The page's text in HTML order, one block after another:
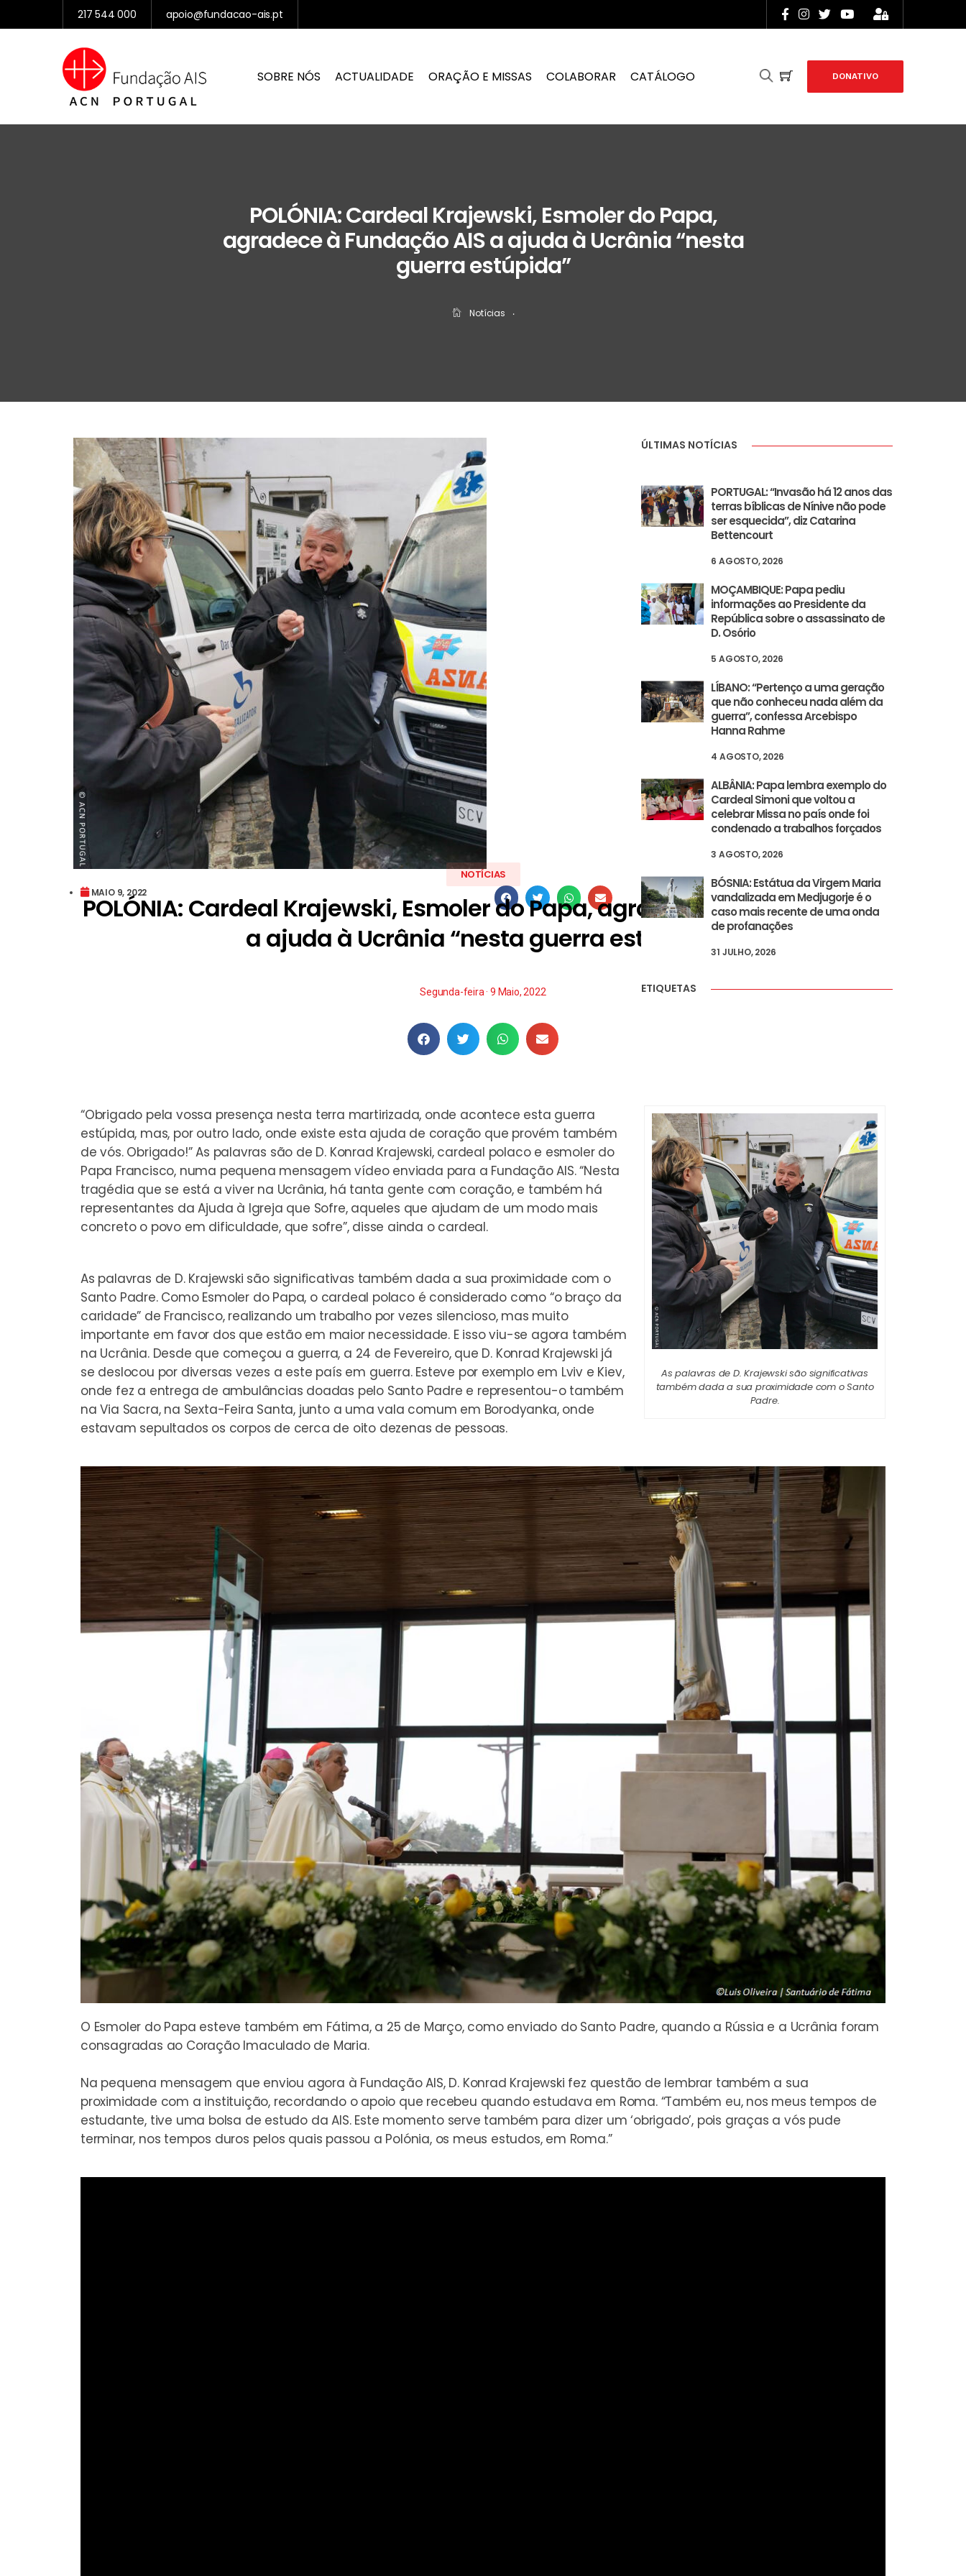
217 544 000 apoio@fundacao-ais.pt
SOBRE NÓS ACTUALIDADE ORAÇÃO E MISSAS COLABORAR CATÁLOGO DONATIVO
POLÓNIA: Cardeal Krajewski, Esmoler do Papa,
agradece à Fundação AIS a ajuda à Ucrânia “nesta
guerra estúpida”
Notícias ‧
MAIO 9, 2022
NOTÍCIAS
POLÓNIA: Cardeal Krajewski, Esmoler do Papa, agradece à Fundação AIS
a ajuda à Ucrânia “nesta guerra estúpida”
Segunda-feira · 9 Maio, 2022
“Obrigado pela vossa presença nesta terra martirizada, onde acontece esta guerra
estúpida, mas, por outro lado, onde existe esta ajuda de coração que provém também
de vós. Obrigado!” As palavras são de D. Konrad Krajewski, cardeal polaco e esmoler do
Papa Francisco, numa pequena mensagem vídeoenviada para a Fundação AIS. “Nesta
tragédia que se está a viver na Ucrânia, há tanta gente com coração, e também há
representantes da Ajuda à Igreja que Sofre, aqueles que ajudam de um modo mais
concreto o povo em dificuldade, que sofre”, disse ainda o cardeal.
As palavras de D. Krajewski são significativas também dada a sua proximidade com o
Santo Padre. Como Esmoler do Papa, o cardeal polaco é considerado como “o braço da
caridade” de Francisco, realizando um trabalho por vezes silencioso, mas muito
importante em favor dos que estão em maior necessidade. E isso viu-se agora também
na Ucrânia. Desde que começou a guerra, a 24 de Fevereiro, que D. Konrad Krajewski já
se deslocou por diversas vezes a este país em guerra. Esteve por exemplo em Lviv e Kiev,
onde fez a entrega de ambulâncias doadas pelo Santo Padre e representou-o também
na Via Sacra, na Sexta-Feira Santa, junto a uma vala comum em Borodyanka, onde
estavam sepultados os corpos de cerca de oito dezenas de pessoas.
As palavras de D. Krajewski são significativas
também dada a sua proximidade com o Santo
Padre.
O Esmoler do Papa esteve também em Fátima, a 25 de Março, como enviado do Santo Padre, quando a Rússia e a Ucrânia foram
consagradas ao Coração Imaculado de Maria.
Na pequena mensagem que enviou agora à Fundação AIS, D. Konrad Krajewski fez questão de lembrar também a sua
proximidade com a instituição, recordando o apoio que recebeu quando estudava em Roma. “Também eu, nos meus tempos de
estudante, tive uma bolsa de estudo da AIS. Este momento serve também para dizer um ‘obrigado’, pois graças a vós pude
terminar, nos tempos duros pelos quais passou a Polónia, os meus estudos, em Roma.”
ÚLTIMAS NOTÍCIAS
PORTUGAL: “Invasão há 12 anos das
terras bíblicas de Nínive não pode
ser esquecida”, diz Catarina
Bettencourt
6 AGOSTO, 2026
MOÇAMBIQUE: Papa pediu
informações ao Presidente da
República sobre o assassinato de
D. Osório
5 AGOSTO, 2026
LÍBANO: “Pertenço a uma geração
que não conheceu nada além da
guerra”, confessa Arcebispo
Hanna Rahme
4 AGOSTO, 2026
ALBÂNIA: Papa lembra exemplo do
Cardeal Simoni que voltou a
celebrar Missa no país onde foi
condenado a trabalhos forçados
3 AGOSTO, 2026
BÓSNIA: Estátua da Virgem Maria
vandalizada em Medjugorje é o
caso mais recente de uma onda
de profanações
31 JULHO, 2026
ETIQUETAS